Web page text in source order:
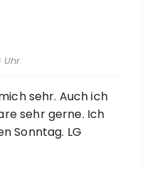
Uhr
sehr. Auch ich
sehr gerne. Ich
Sonntag. LG